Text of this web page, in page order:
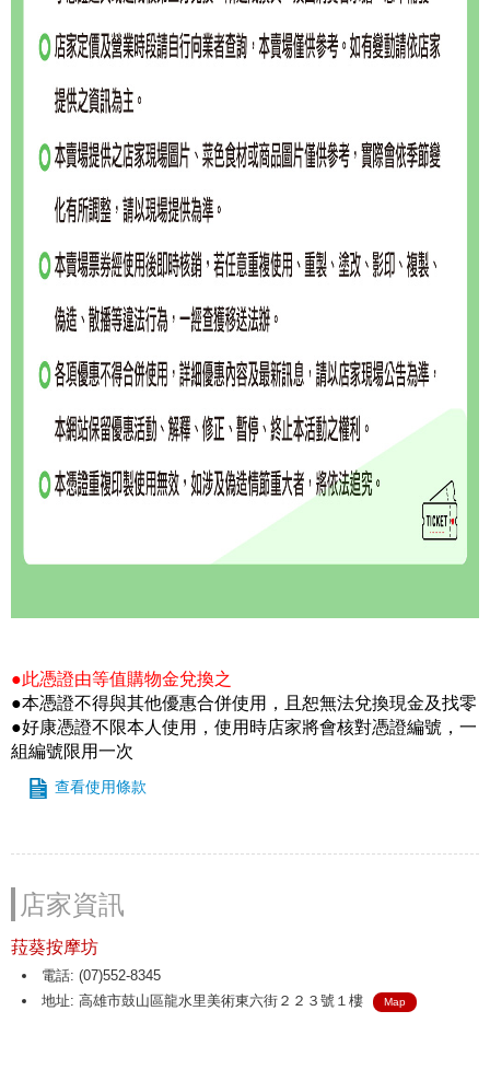
●此憑證由等值購物金兌換之
●本憑證不得與其他優惠合併使用，且恕無法兌換現金及找零
●好康憑證不限本人使用，使用時店家將會核對憑證編號，一
組編號限用一次
查看使用條款
店家資訊
菈葵按摩坊
電話: (07)552-8345
地址: 高雄市鼓山區龍水里美術東六街２２３號１樓
Map